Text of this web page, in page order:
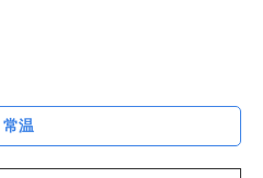
常温